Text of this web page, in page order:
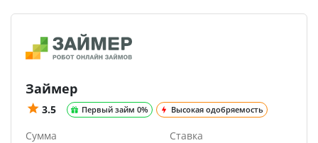
Займер
3.5 Первый займ 0% Высокая одобряемость
Сумма Ставка